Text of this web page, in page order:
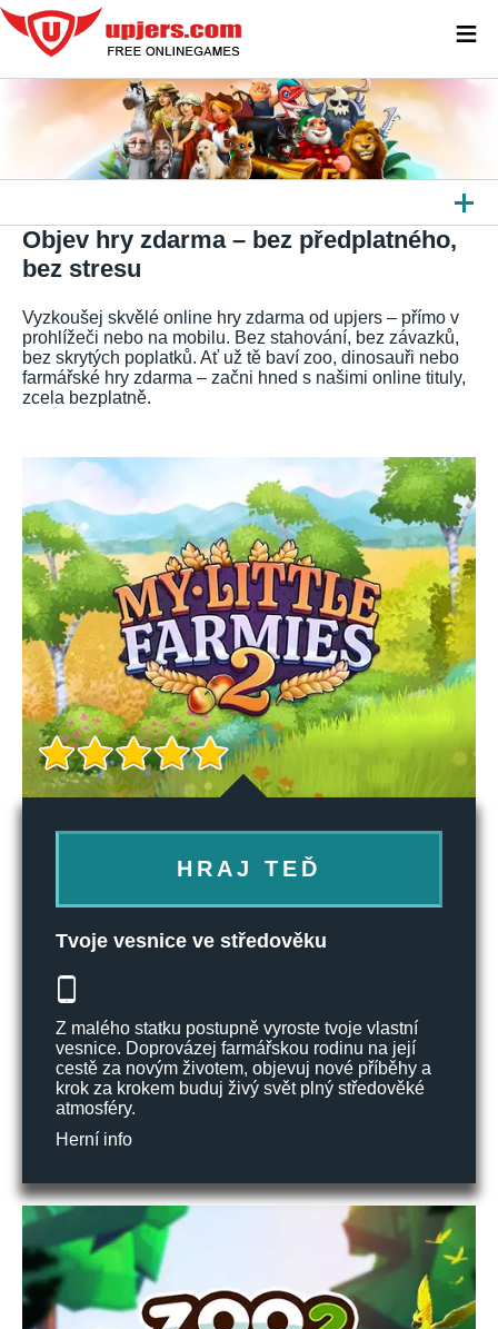
VŠECHNY HRY
HRY KE STAŽENÍ
APLIKACE
Objev hry zdarma – bez předplatného,
bez stresu
Vyzkoušej skvělé online hry zdarma od upjers – přímo v
prohlížeči nebo na mobilu. Bez stahování, bez závazků,
bez skrytých poplatků. Ať už tě baví zoo, dinosauři nebo
farmářské hry zdarma – začni hned s našimi online tituly,
zcela bezplatně.
HRAJ TEĎ
Tvoje vesnice ve středověku
Z malého statku postupně vyroste tvoje vlastní
vesnice. Doprovázej farmářskou rodinu na její
cestě za novým životem, objevuj nové příběhy a
krok za krokem buduj živý svět plný středověké
atmosféry.
Herní info
≡